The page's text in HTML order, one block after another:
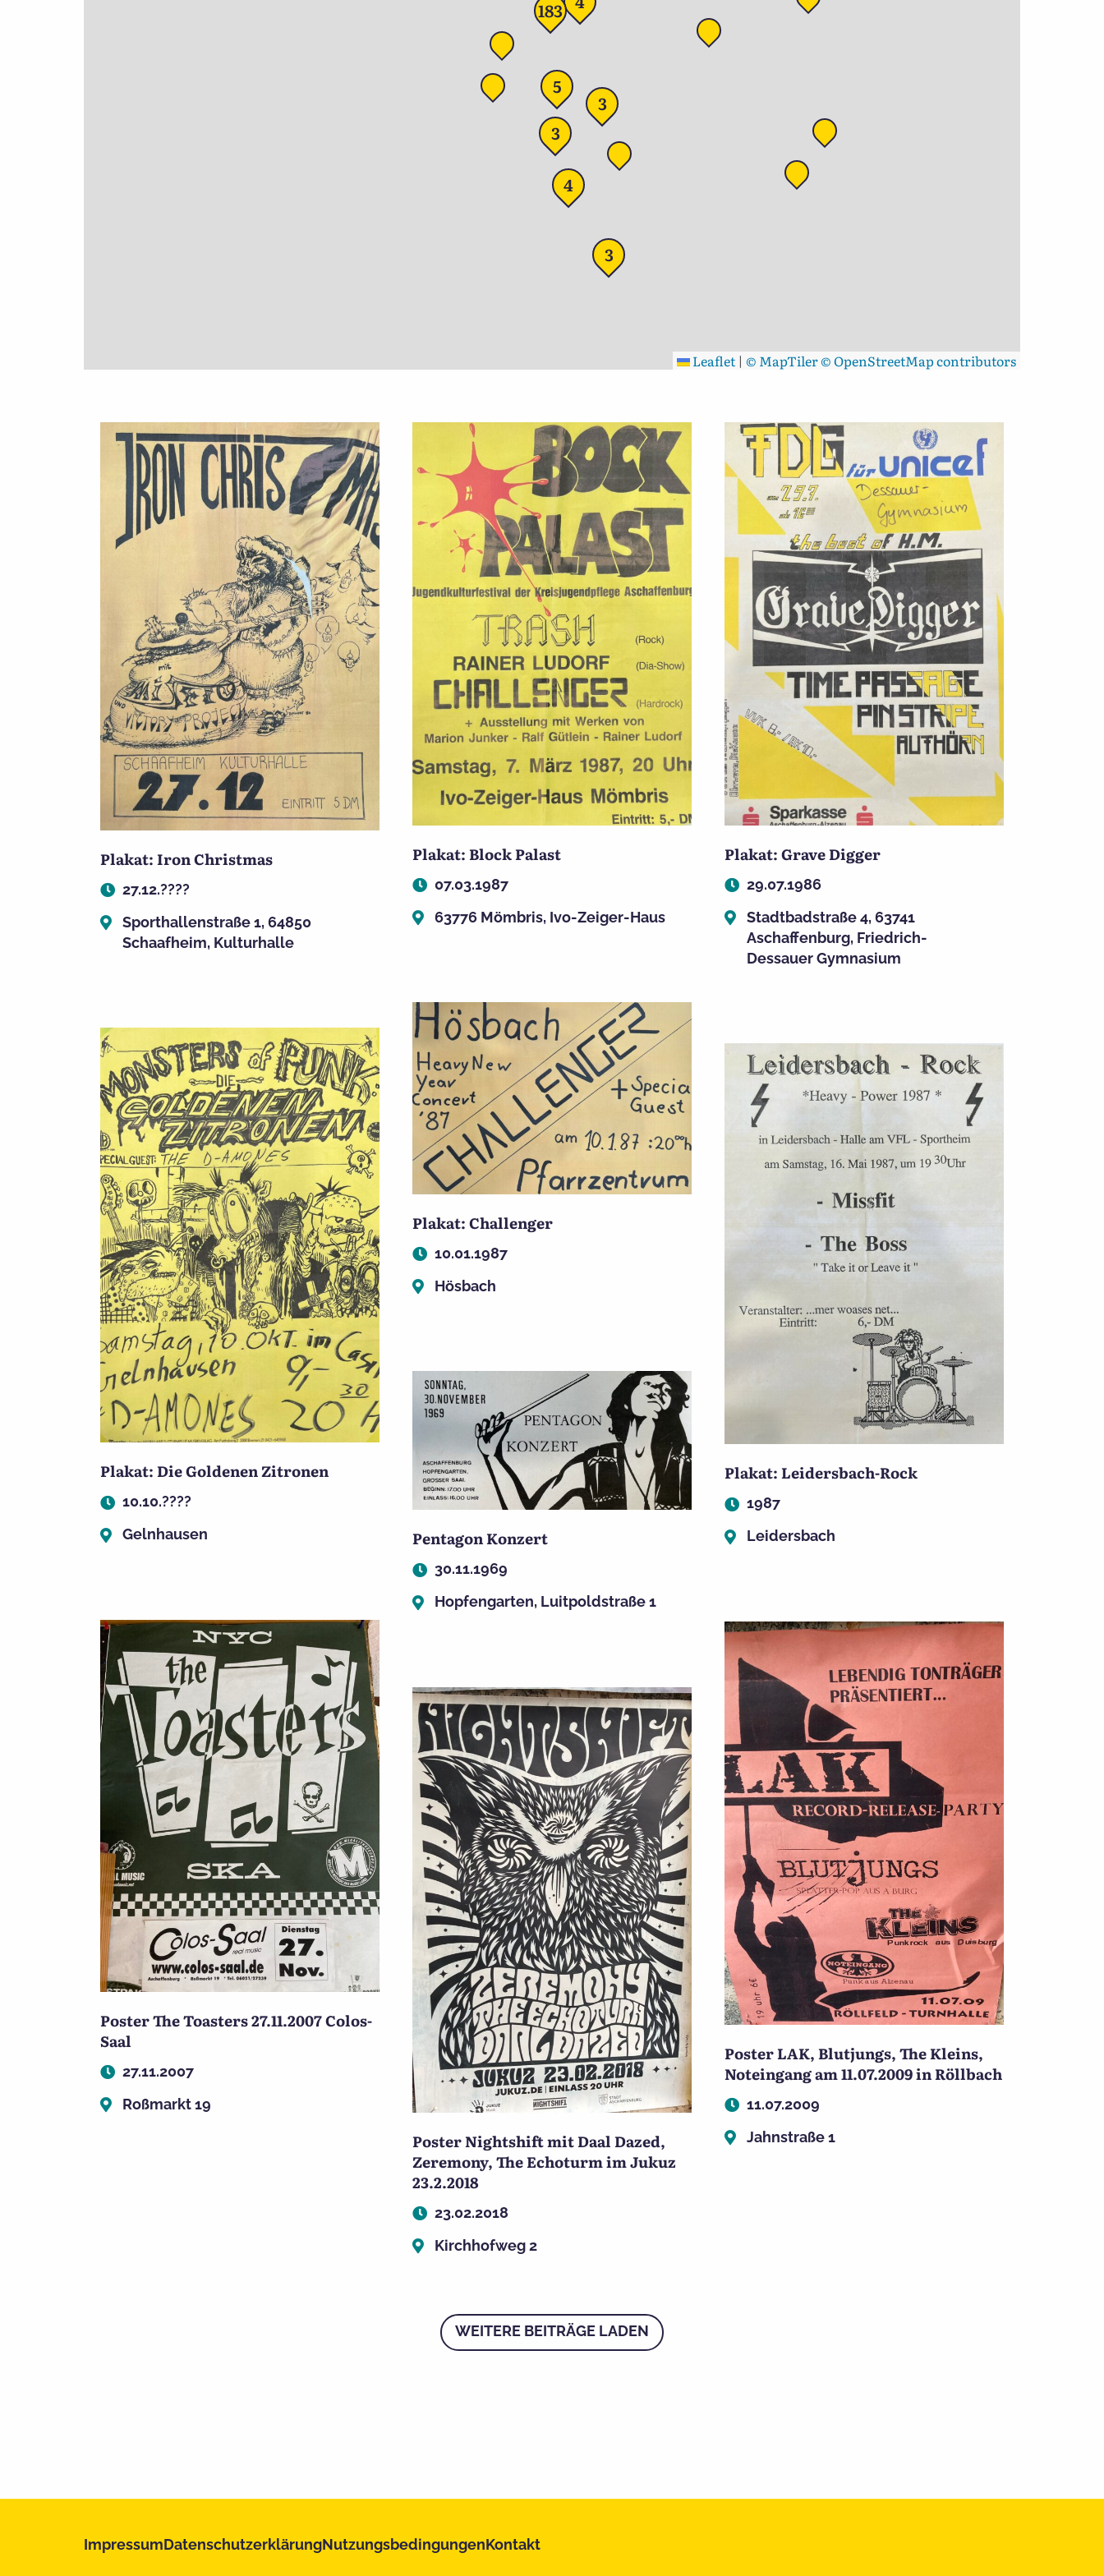
3
3
4
3
183
5
Leaflet | © MapTiler© OpenStreetMap contributors
Plakat: Iron Christmas
27.12.????
Sporthallenstraße 1, 64850
Schaafheim, Kulturhalle
Plakat: Block Palast
07.03.1987
63776 Mömbris, Ivo-Zeiger-Haus
Plakat: Grave Digger
29.07.1986
Stadtbadstraße 4, 63741
Aschaffenburg, Friedrich-
Dessauer Gymnasium
Plakat: Challenger
10.01.1987
Hösbach
Plakat: Die Goldenen Zitronen
10.10.????
Gelnhausen
Plakat: Leidersbach-Rock
1987
Leidersbach
Pentagon Konzert
30.11.1969
Hopfengarten, Luitpoldstraße 1
Poster The Toasters 27.11.2007 Colos-
Saal
27.11.2007
Roßmarkt 19
Poster LAK, Blutjungs, The Kleins,
Noteingang am 11.07.2009 in Röllbach
11.07.2009
Jahnstraße 1
Poster Nightshift mit Daal Dazed,
Zeremony, The Echoturm im Jukuz
23.2.2018
23.02.2018
Kirchhofweg 2
WEITERE BEITRÄGE LADEN
ImpressumDatenschutzerklärungNutzungsbedingungenKontakt